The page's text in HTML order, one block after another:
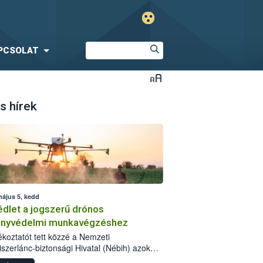
hírek
5, kedd
a jogszerű drónos
munkavégzéshez
tett közzé a Nemzeti
biztonsági Hivatal (Nébih) azok
akik drónnal szeretnének